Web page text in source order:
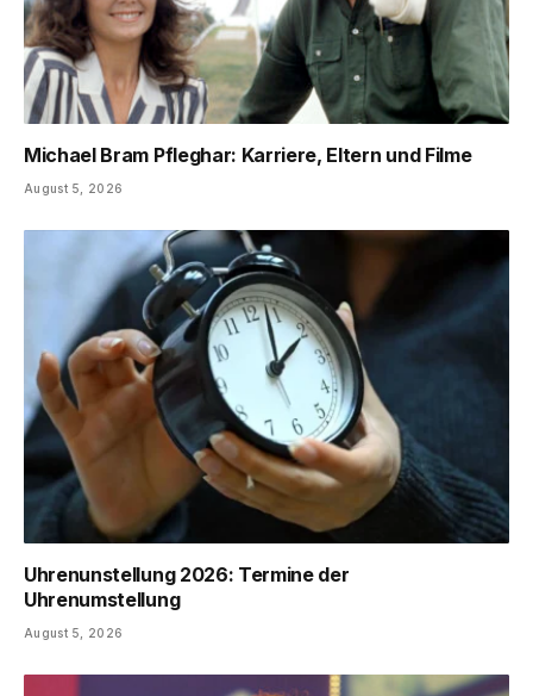
Michael Bram Pfleghar: Karriere, Eltern und Filme
August 5, 2026
Uhrenunstellung 2026: Termine der
Uhrenumstellung
August 5, 2026